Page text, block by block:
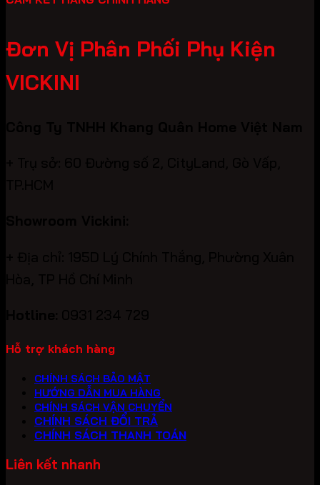
Đơn Vị Phân Phối Phụ Kiện
VICKINI
Hỗ trợ khách hàng
CHÍNH SÁCH BẢO MẬT
HƯỚNG DẪN MUA HÀNG
CHÍNH SÁCH VẬN CHUYỂN
CHÍNH SÁCH ĐỔI TRẢ
CHÍNH SÁCH THANH TOÁN
Liên kết nhanh